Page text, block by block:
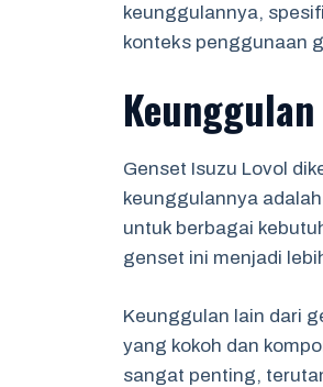
keunggulannya,
konteks penggunaan
Genset Isuzu Lovol
keunggulannya
untuk berbagai
genset ini menjadi
Keunggulan lain dari
yang kokoh dan
sangat penting,